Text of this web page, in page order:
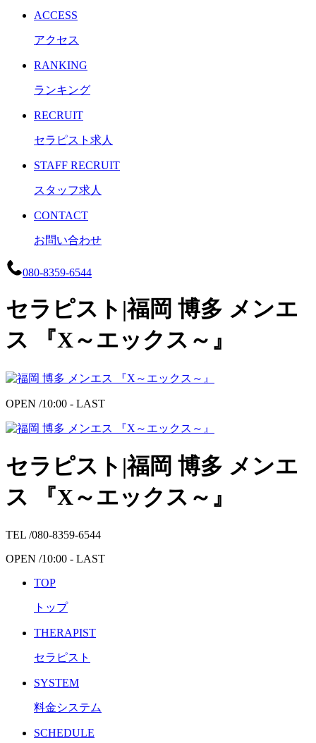
ACCESS
アクセス
RANKING
ランキング
RECRUIT
セラピスト求人
STAFF RECRUIT
スタッフ求人
CONTACT
お問い合わせ
080-8359-6544
セラピスト|福岡 博多 メンエ
ス 『X～エックス～』
OPEN /10:00 - LAST
セラピスト|福岡 博多 メンエ
ス 『X～エックス～』
TEL /080-8359-6544
OPEN /10:00 - LAST
TOP
トップ
THERAPIST
セラピスト
SYSTEM
料金システム
SCHEDULE